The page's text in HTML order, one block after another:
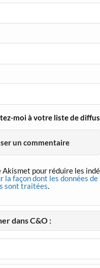
moi à votre liste de
pour réduire les
la façon dont les données de
sont traitées.
dans C&O :